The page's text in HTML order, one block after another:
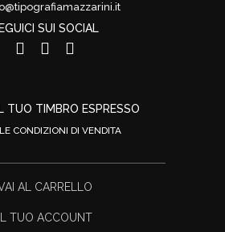
SUI SOCIAL
TUO TIMBRO ESPRESSO
CONDIZIONI DI VENDITA
AL CARRELLO
IL TUO ACCOUNT